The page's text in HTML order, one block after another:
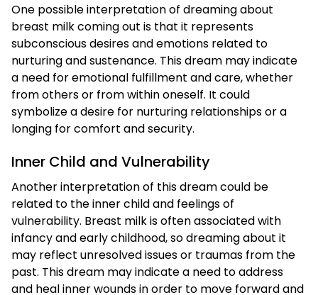
One possible interpretation of dreaming about
breast milk coming out is that it represents
subconscious desires and emotions related to
nurturing and sustenance. This dream may indicate
a need for emotional fulfillment and care, whether
from others or from within oneself. It could
symbolize a desire for nurturing relationships or a
longing for comfort and security.
Inner Child and Vulnerability
Another interpretation of this dream could be
related to the inner child and feelings of
vulnerability. Breast milk is often associated with
infancy and early childhood, so dreaming about it
may reflect unresolved issues or traumas from the
past. This dream may indicate a need to address
and heal inner wounds in order to move forward and